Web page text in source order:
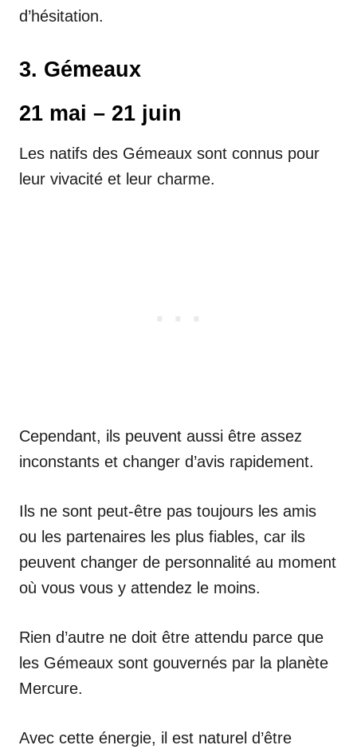
d’hésitation.
3. Gémeaux
21 mai – 21 juin
Les natifs des Gémeaux sont connus pour
leur vivacité et leur charme.
Cependant, ils peuvent aussi être assez
inconstants et changer d’avis rapidement.
Ils ne sont peut-être pas toujours les amis
ou les partenaires les plus fiables, car ils
peuvent changer de personnalité au moment
où vous vous y attendez le moins.
Rien d’autre ne doit être attendu parce que
les Gémeaux sont gouvernés par la planète
Mercure.
Avec cette énergie, il est naturel d’être